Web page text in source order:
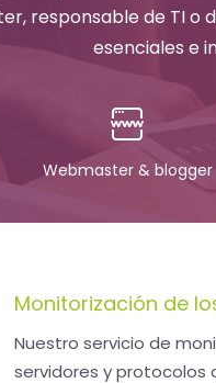
responsable de TI o
esenciales e
Webmaster & blogger
Monitorización de
Nuestro servicio de
servidores y protocolos